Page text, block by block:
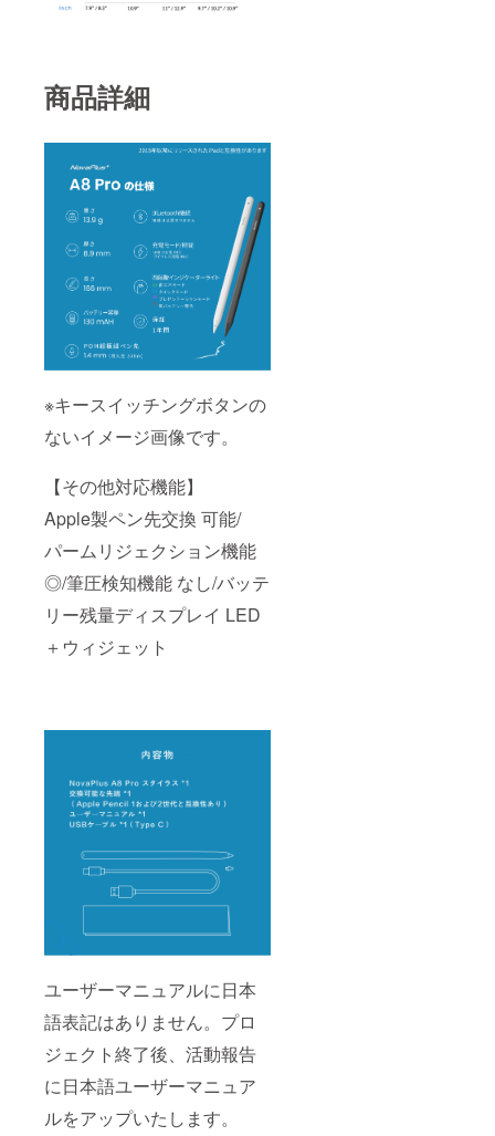
商品詳細
※キースイッチングボタンの
ないイメージ画像です。
【その他対応機能】
Apple製ペン先交換 可能/
パームリジェクション機能
◎/筆圧検知機能 なし/バッテ
リー残量ディスプレイ LED
＋ウィジェット
ユーザーマニュアルに日本
語表記はありません。プロ
ジェクト終了後、活動報告
に日本語ユーザーマニュア
ルをアップいたします。